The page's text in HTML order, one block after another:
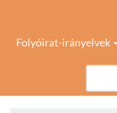
Folyóirat-irányelvek